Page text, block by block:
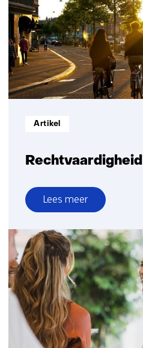
bij
het
energiesysteem
van
morgen
Rechtvaardigheid
Informatietype:
Artikel
Lees meer
over
Rechtvaardigheid